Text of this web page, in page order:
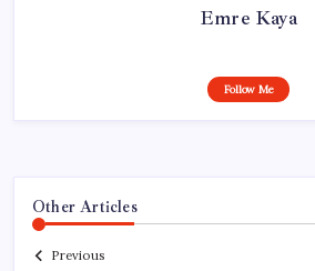
Emre Kaya
Follow Me
Other Articles
Previous